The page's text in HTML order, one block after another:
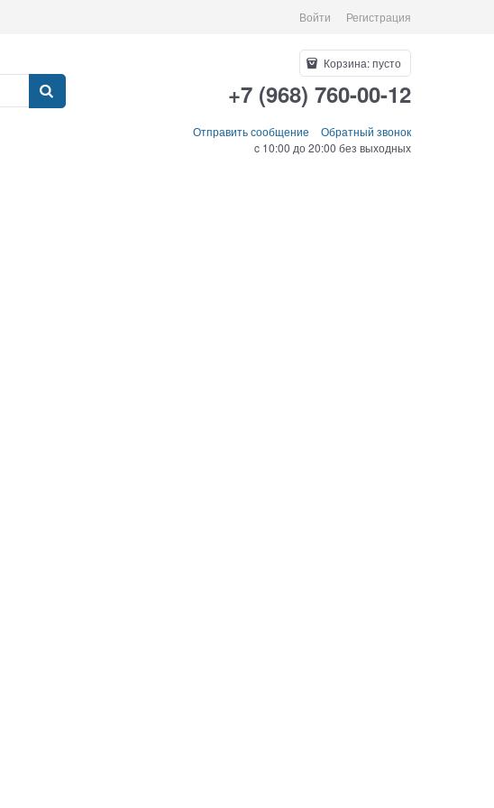
Войти Регистрация
Корзина:пусто
+7 (968) 760-00-12
Отправить сообщение
Обратный звонок
c 10:00 до 20:00 без выходных